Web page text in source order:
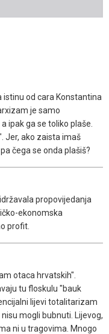
istinu od cara Konstantina
je samo
ipak ga se toliko plaše.
Jer, ako zaista imaš
čega se onda plašiš?
propovijedanja
ekonomska
profit.
otaca hrvatskih".
tu floskulu "bauk
lijevi totalitarizam
mogli bubnuti. Lijevog,
ni u tragovima. Mnogo